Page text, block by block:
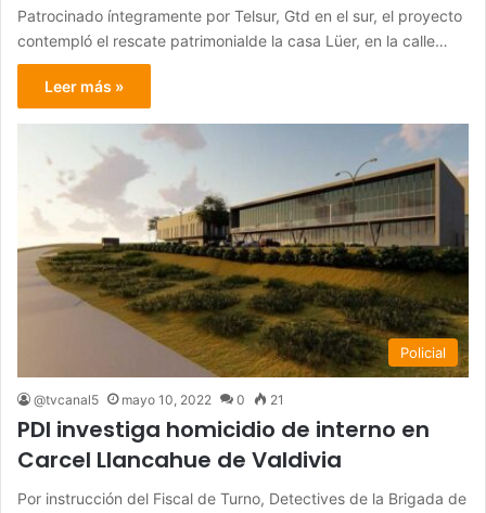
Patrocinado íntegramente por Telsur, Gtd en el sur, el proyecto
contempló el rescate patrimonialde la casa Lüer, en la calle…
Leer más »
Policial
@tvcanal5 mayo 10, 2022 0 21
PDI investiga homicidio de interno en
Carcel Llancahue de Valdivia
Por instrucción del Fiscal de Turno, Detectives de la Brigada de